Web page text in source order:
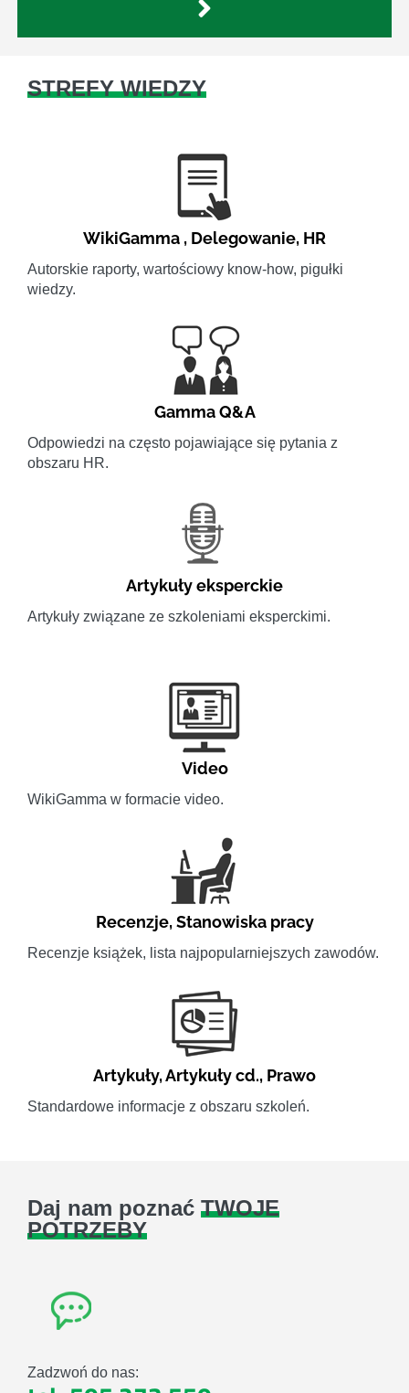
STREFY WIEDZY
WikiGamma , Delegowanie, HR
Autorskie raporty, wartościowy know-how, pigułki
wiedzy.
Gamma Q&A
Odpowiedzi na często pojawiające się pytania z
obszaru HR.
Artykuły eksperckie
Artykuły związane ze szkoleniami eksperckimi.
Video
WikiGamma w formacie video.
Recenzje,Stanowiska pracy
Recenzje książek, lista najpopularniejszych zawodów.
Artykuły,Artykuły cd., Prawo
Standardowe informacje z obszaru szkoleń.
Daj nam poznać TWOJE
POTRZEBY
Zadzwoń do nas: